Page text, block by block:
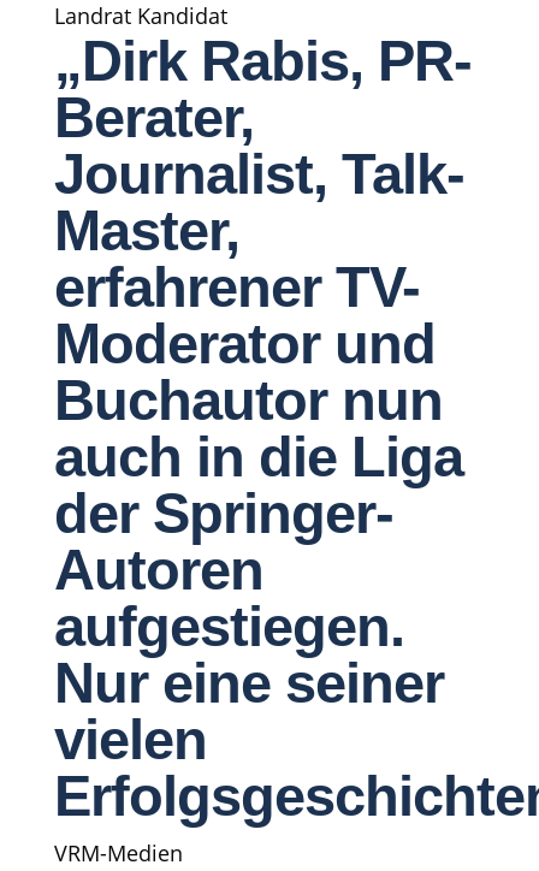
Landrat Kandidat
„Dirk Rabis, PR-
Berater,
Journalist, Talk-
Master,
erfahrener TV-
Moderator und
Buchautor nun
auch in die Liga
der Springer-
Autoren
aufgestiegen.
Nur eine seiner
vielen
VRM-Medien